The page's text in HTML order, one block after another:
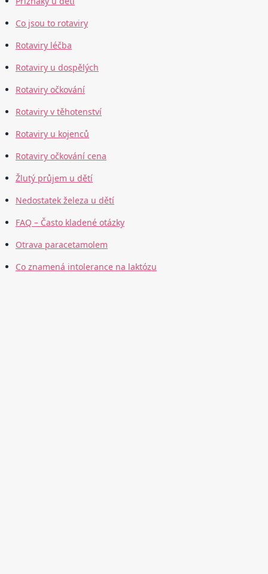
Co jsou to rotaviry
Rotaviry léčba
Rotaviry u dospělých
Rotaviry očkování
Rotaviry v těhotenství
Rotaviry u kojenců
Rotaviry očkování cena
Žlutý průjem u dětí
Nedostatek železa u dětí
FAQ – Často kladené otázky
Otrava paracetamolem
Co znamená intolerance na laktózu